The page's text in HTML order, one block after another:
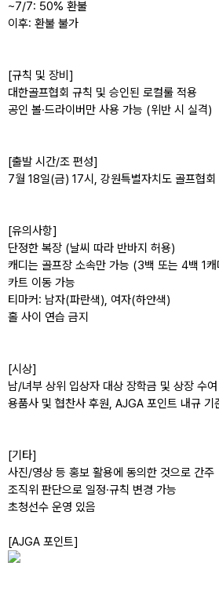
~7/7: 50% 환불
이후: 환불 불가
[규칙 및 장비]
대한골프협회 규칙 및 승인된 로컬룰 적용
공인 볼·드라이버만 사용 가능 (위반 시 실격)
[출발 시간/조 편성]
7월 18일(금) 17시, 강원특별자치도 골프협회
[유의사항]
단정한 복장 (날씨 따라 반바지 허용)
캐디는 골프장 소속만 가능 (3백 또는 4백 1캐
카트 이동 가능
티마커: 남자(파란색), 여자(하얀색)
홀 사이 연습 금지
[시상]
남/녀부 상위 입상자 대상 장학금 및 상장 수
용품사 및 협찬사 후원, AJGA 포인트 내규 기
[기타]
사진/영상 등 홍보 활용에 동의한 것으로 간주
조직위 판단으로 일정·규칙 변경 가능
초청선수 운영 있음
[AJGA 포인트]